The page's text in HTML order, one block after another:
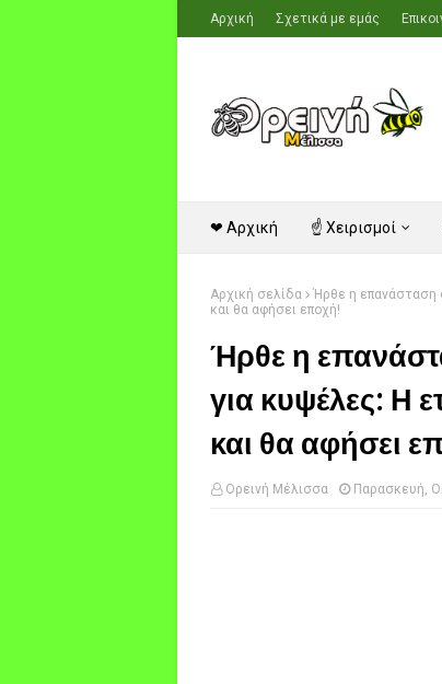
Αρχική Σχετικά με εμάς
❤ Αρχική ☝ Χειρισμοί
Αρχική σελίδα
Ήρθε η επανάσταση
και θα αφήσει εποχή!
Ήρθε η
για κυψέλες: Η
και θα αφήσει
Ορεινή Μέλισσα Παρασκευή,